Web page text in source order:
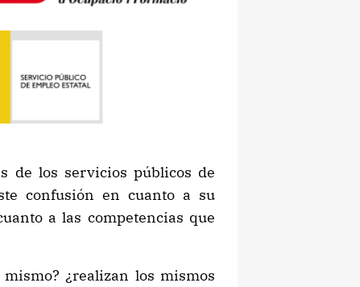
de los servicios públicos de
confusión en cuanto a su
a las competencias que
mismo? ¿realizan los mismos